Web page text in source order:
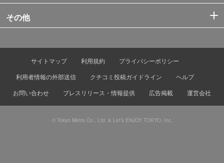
その他
サイトマップ 利用規約
プライバシーポリシー
利用者情報の外部送信
クチコミ投稿ガイドライン
ヘルプ
お問い合わせ
プレスリリース・情報提供 広告掲載 運営会社
© Tokyo Metro Co., Ltd. & Let’s ENJOY TOKYO, Inc.